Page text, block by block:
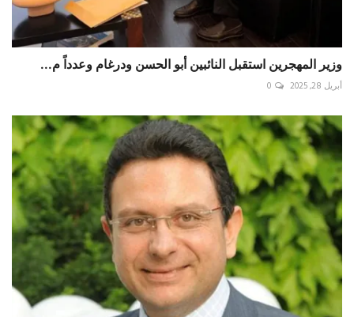
وزير المهجرين استقبل النائبين أبو الحسن ودرغام وعدداً م...
أبريل 28, 2025 0